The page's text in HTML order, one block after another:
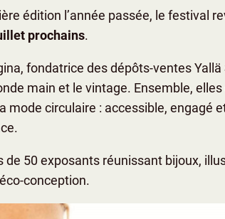
édition l’année passée, le festival
prochains.
fondatrice des dépôts-ventes
main et le vintage. Ensemble,
mode circulaire : accessible, engagé
de 50 exposants réunissant bijoux,
conception.